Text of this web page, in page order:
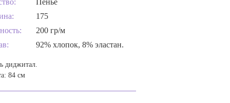
Пенье
175
200 гр/м
92% хлопок, 8% эластан.
диджитал.
84 см